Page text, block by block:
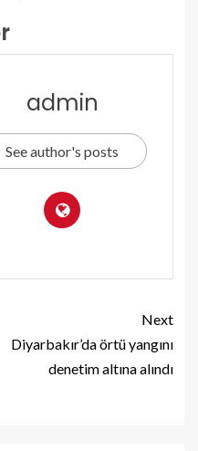
admin
See author's posts
Next
Diyarbakır’da örtü yangını
denetim altına alındı